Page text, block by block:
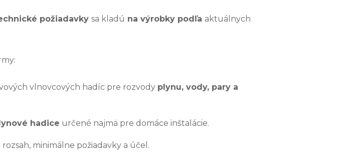
požiadavky sa kladú na výrobky podľa aktuálnych
vlnovcových hadíc pre rozvody plynu, vody, pary a
hadice určené najmä pre domáce inštalácie.
minimálne požiadavky a účel.